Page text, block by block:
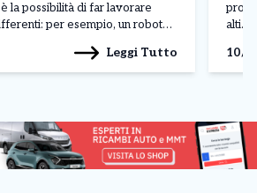
la possibilità di far lavorare
per esempio, un robot
comunicando in tempo reale
Leggi Tutto
alti.
10/